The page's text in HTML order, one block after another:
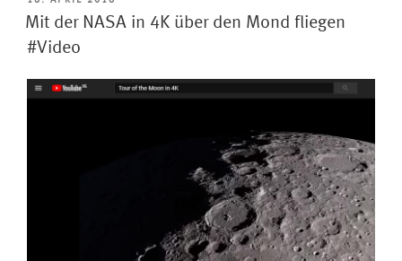
sendet
Formel
und
AM
Mit der NASA in 4K über den Mond fliegen
#Video